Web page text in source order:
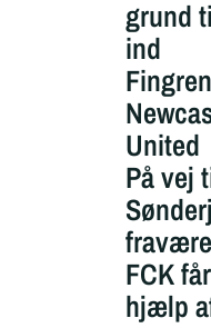
grund
ind
United
På vej
FCK
hjælp